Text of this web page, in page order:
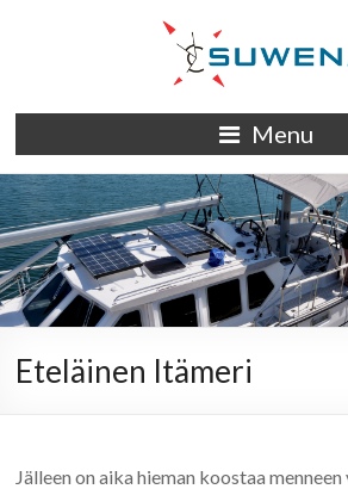
S/Y
Suwena
Menu
Eteläinen Itämeri
Jälleen on aika hieman koostaa